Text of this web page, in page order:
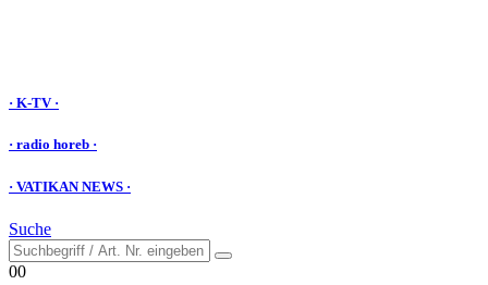
· K-TV ·
· radio horeb ·
· VATIKAN NEWS ·
Suche
00